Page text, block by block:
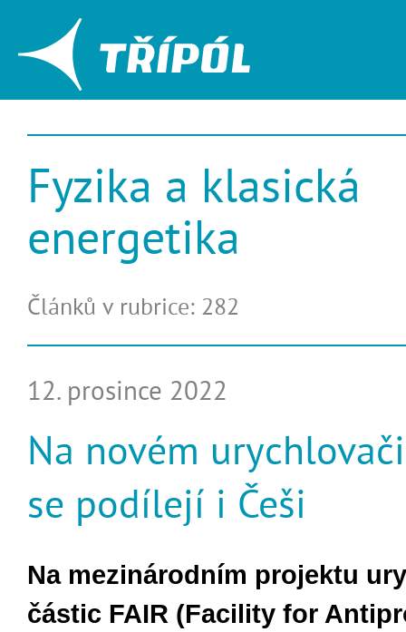
Fyzika a klasická
energetika
Článků v rubrice: 282
12. prosince 2022
Na novém
se podílejí i Češi
Na mezinárodním projektu
částic FAIR (Facility for